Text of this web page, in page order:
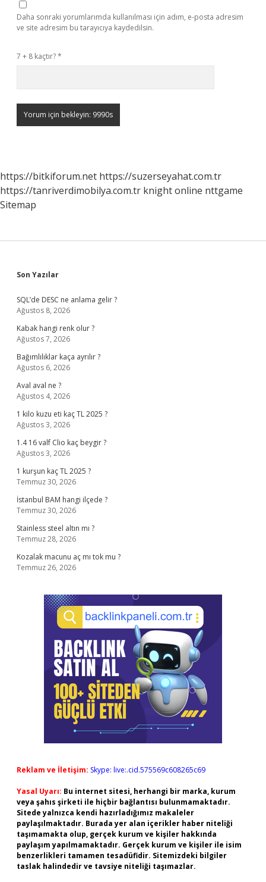
Daha sonraki yorumlarımda kullanılması için adım, e-posta adresim
ve site adresim bu tarayıcıya kaydedilsin.
7 + 8 kaçtır?*
https://bitkiforum.net https://suzerseyahat.com.tr
https://tanriverdimobilya.com.tr knight online nttgame
Sitemap
Sidebar
Son Yazılar
SQL’de DESC ne anlama gelir ?
Ağustos 8, 2026
Kabak hangi renk olur ?
Ağustos 7, 2026
Bağımlılıklar kaça ayrılır ?
Ağustos 6, 2026
Aval aval ne ?
Ağustos 4, 2026
1 kilo kuzu eti kaç TL 2025 ?
Ağustos 3, 2026
1.4 16 valf Clio kaç beygir ?
Ağustos 3, 2026
1 kurşun kaç TL 2025 ?
Temmuz 30, 2026
İstanbul BAM hangi ilçede ?
Temmuz 30, 2026
Stainless steel altın mı ?
Temmuz 28, 2026
Kozalak macunu aç mı tok mu ?
Temmuz 26, 2026
Reklam ve İletişim: Skype: live:.cid.575569c608265c69
Yasal Uyarı: Bu internet sitesi, herhangi bir marka, kurum
veya şahıs şirketi ile hiçbir bağlantısı bulunmamaktadır.
Sitede yalnızca kendi hazırladığımız makaleler
paylaşılmaktadır. Burada yer alan içerikler haber niteliği
taşımamakta olup, gerçek kurum ve kişiler hakkında
paylaşım yapılmamaktadır. Gerçek kurum ve kişiler ile isim
benzerlikleri tamamen tesadüfidir. Sitemizdeki bilgiler
taslak halindedir ve tavsiye niteliği taşımazlar.